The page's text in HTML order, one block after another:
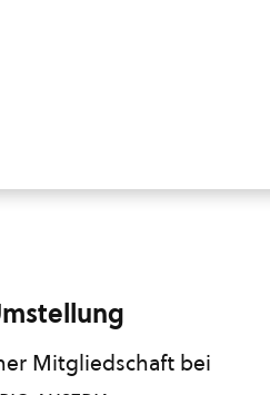
Mitgliedschaft bei